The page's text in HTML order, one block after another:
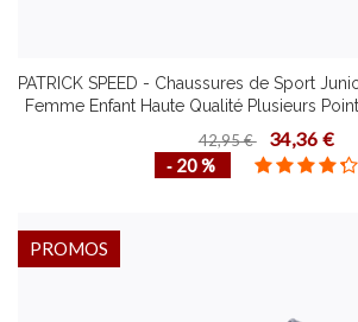
PATRICK SPEED - Chaussures de Sport
Femme Enfant Haute Qualité Plusieurs
Pied
42,95 € 34,36 €
‐ 20 %
PROMOS